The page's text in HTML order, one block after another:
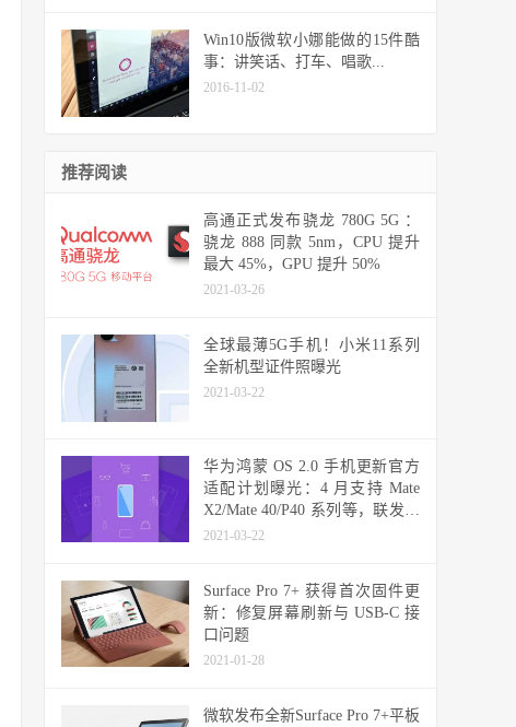
Win10版微软小娜能做的15件酷
事：讲笑话、打车、唱歌...
2016-11-02
推荐阅读
高通正式发布骁龙 780G 5G ：
骁龙 888 同款 5nm，CPU 提升
最大 45%，GPU 提升 50%
2021-03-26
全球最薄5G手机！小米11系列
全新机型证件照曝光
2021-03-22
华为鸿蒙 OS 2.0 手机更新官方
适配计划曝光：4 月支持 Mate
X2/Mate 40/P40 系列等，联发科
天玑机型可能无缘
2021-03-22
Surface Pro 7+ 获得首次固件更
新：修复屏幕刷新与 USB-C 接
口问题
2021-01-28
微软发布全新Surface Pro 7+平板